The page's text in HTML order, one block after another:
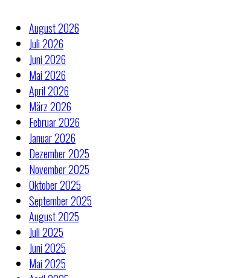
August 2026
Juli 2026
Juni 2026
Mai 2026
April 2026
März 2026
Februar 2026
Januar 2026
Dezember 2025
November 2025
Oktober 2025
September 2025
August 2025
Juli 2025
Juni 2025
Mai 2025